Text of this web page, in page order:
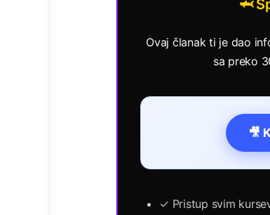
🦈
Ovaj članak ti je dao
sa preko
🎥
✓ Pristup svim